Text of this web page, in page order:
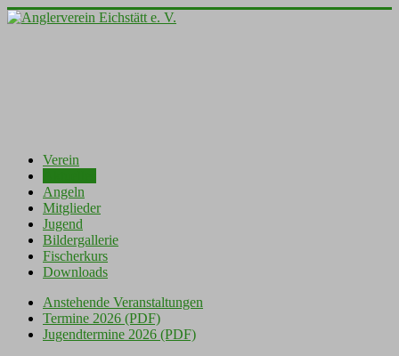
Verein
Angeln
Mitglieder
Jugend
Bildergallerie
Fischerkurs
Downloads
Anstehende Veranstaltungen
Termine 2026 (PDF)
Jugendtermine 2026 (PDF)